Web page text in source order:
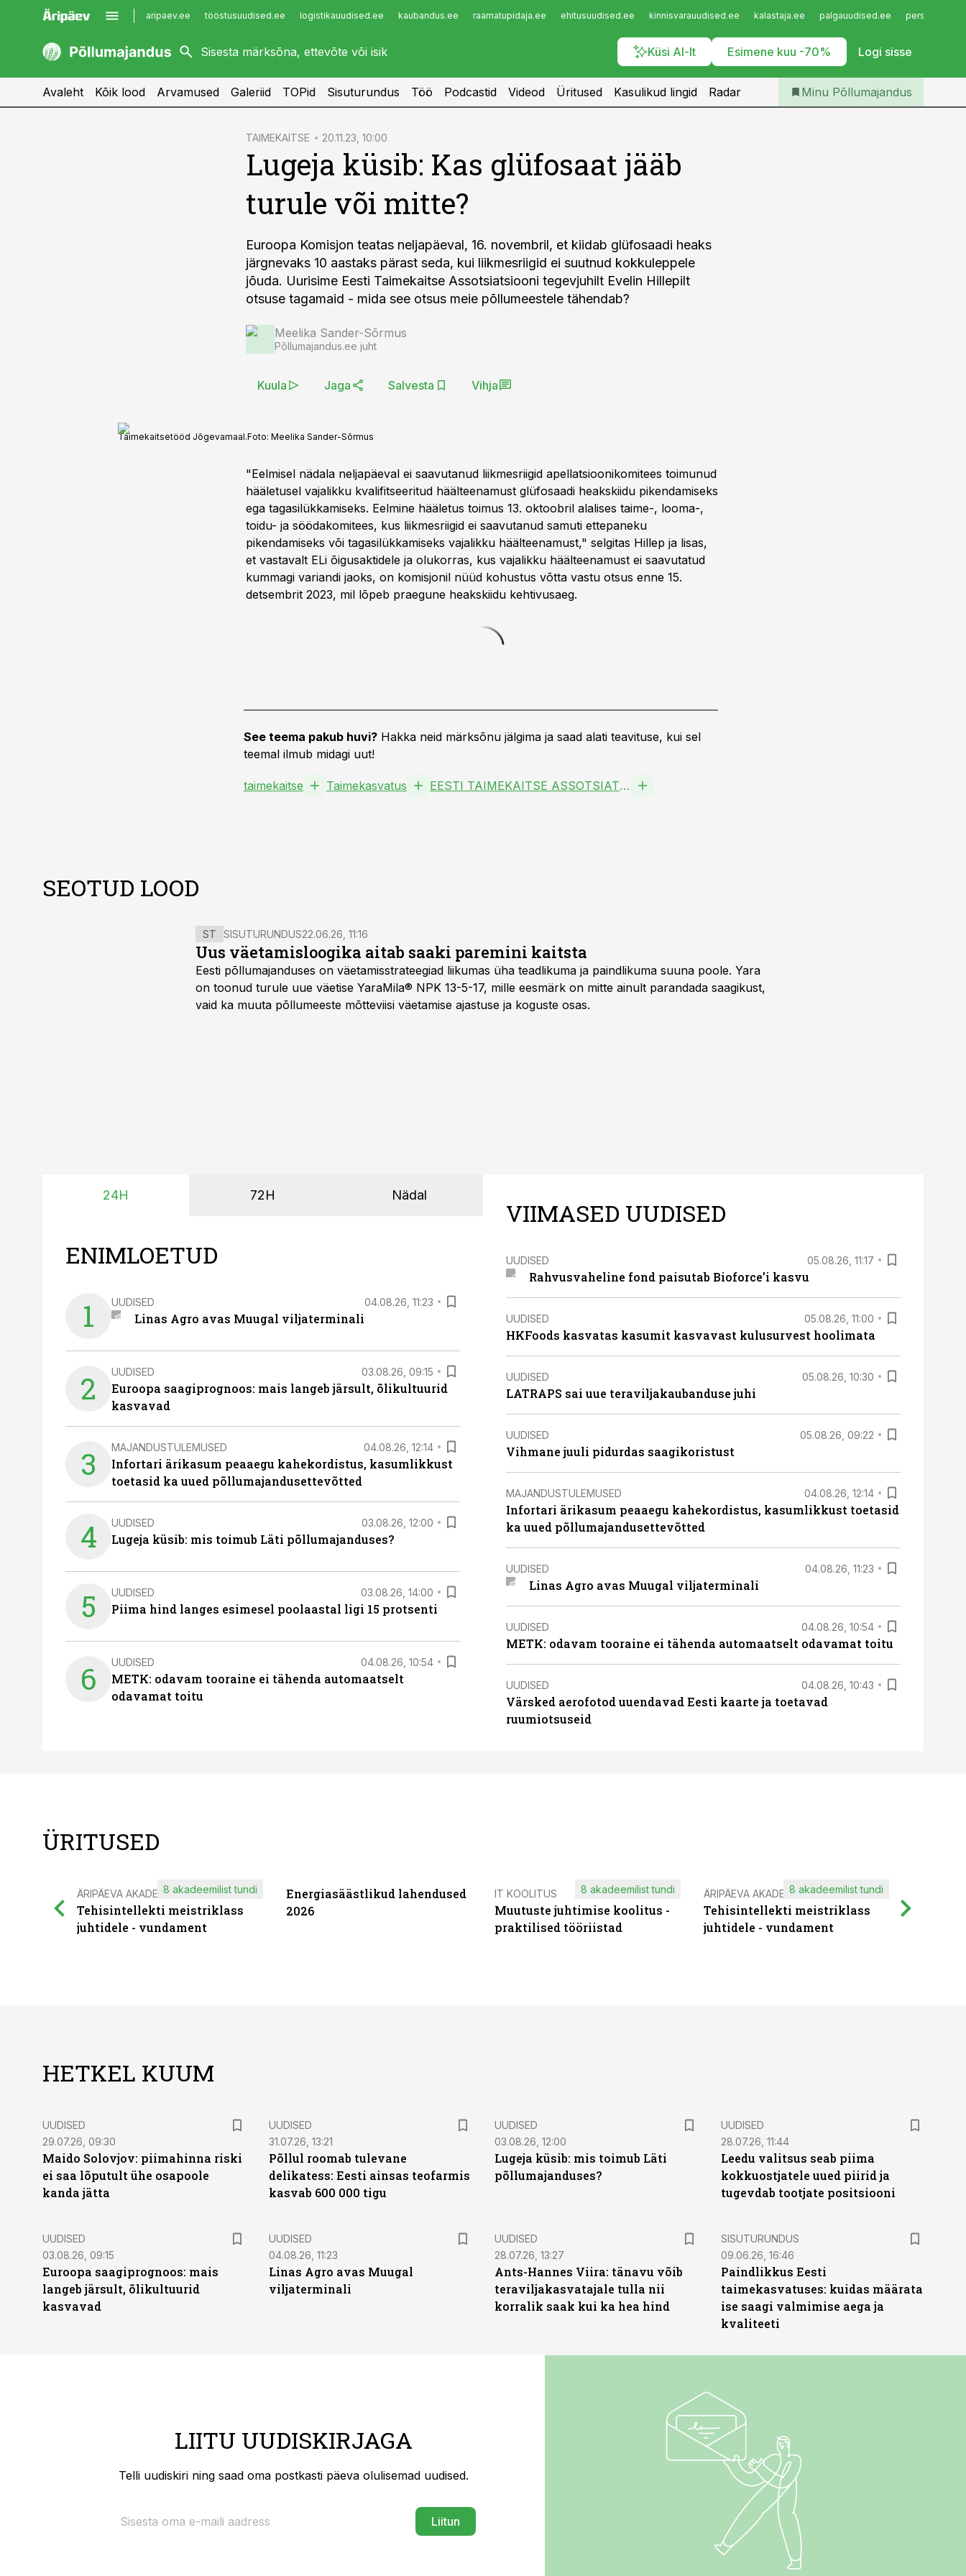
aripaev.ee tööstusuudised.ee logistikauudised.ee kaubandus.ee raamatupidaja.ee ehitusuudised.ee kinnisvarauudised.ee kalastaja.ee palgauudised.ee
Küsi AI-lt Esimene kuu -70% Logi sisse
kaubandus.ee
kinnisvarauudised.ee
imelineajalugu.ee
Infopank
Iseteenindus
Telli Põllumajandus
Avaleht Kõik lood Arvamused Galeriid TOPid Sisuturundus Töö Podcastid Videod Üritused Kasulikud lingid Radar Minu Põllumajandus
TAIMEKAITSE 20.11.23, 10:00
Lugeja küsib: Kas glüfosaat jääb
turule või mitte?
Euroopa Komisjon teatas neljapäeval, 16. novembril, et kiidab glüfosaadi heaks
järgnevaks 10 aastaks pärast seda, kui liikmesriigid ei suutnud kokkuleppele
jõuda. Uurisime Eesti Taimekaitse Assotsiatsiooni tegevjuhilt Evelin Hillepilt
otsuse tagamaid - mida see otsus meie põllumeestele tähendab?
Meelika Sander-Sõrmus
Põllumajandus.ee juht
Kuula Jaga Salvesta Vihja
Taimekaitsetööd Jõgevamaal.Foto: Meelika Sander-Sõrmus
"Eelmisel nädala neljapäeval ei saavutanud liikmesriigid apellatsioonikomitees toimunud
hääletusel vajalikku kvalifitseeritud häälteenamust glüfosaadi heakskiidu pikendamiseks
ega tagasilükkamiseks. Eelmine hääletus toimus 13. oktoobril alalises taime-, looma-,
toidu- ja söödakomitees, kus liikmesriigid ei saavutanud samuti ettepaneku
pikendamiseks või tagasilükkamiseks vajalikku häälteenamust," selgitas Hillep ja lisas,
et vastavalt ELi õigusaktidele ja olukorras, kus vajalikku häälteenamust ei saavutatud
kummagi variandi jaoks, on komisjonil nüüd kohustus võtta vastu otsus enne 15.
detsembrit 2023, mil lõpeb praegune heakskiidu kehtivusaeg.
See teema pakub huvi? Hakka neid märksõnu jälgima ja saad alati teavituse, kui sel
teemal ilmub midagi uut!
taimekaitse Taimekasvatus EESTI TAIMEKAITSE ASSOTSIATSIOON MTÜ
SEOTUD LOOD
ST SISUTURUNDUS22.06.26, 11:16
Uus väetamisloogika aitab saaki paremini kaitsta
Eesti põllumajanduses on väetamisstrateegiad liikumas üha teadlikuma ja paindlikuma suuna poole. Yara
on toonud turule uue väetise YaraMila® NPK 13-5-17, mille eesmärk on mitte ainult parandada saagikust,
vaid ka muuta põllumeeste mõtteviisi väetamise ajastuse ja koguste osas.
24H 72H Nädal
ENIMLOETUD
1 UUDISED 04.08.26, 11:23
Linas Agro avas Muugal viljaterminali
2 UUDISED 03.08.26, 09:15
Euroopa saagiprognoos: mais langeb järsult, õlikultuurid
kasvavad
3 MAJANDUSTULEMUSED 04.08.26, 12:14
Infortari ärikasum peaaegu kahekordistus, kasumlikkust
toetasid ka uued põllumajandusettevõtted
4 UUDISED 03.08.26, 12:00
Lugeja küsib: mis toimub Läti põllumajanduses?
5 UUDISED 03.08.26, 14:00
Piima hind langes esimesel poolaastal ligi 15 protsenti
6 UUDISED 04.08.26, 10:54
METK: odavam tooraine ei tähenda automaatselt
odavamat toitu
VIIMASED UUDISED
UUDISED 05.08.26, 11:17
Rahvusvaheline fond paisutab Bioforce’i kasvu
UUDISED 05.08.26, 11:00
HKFoods kasvatas kasumit kasvavast kulusurvest hoolimata
UUDISED 05.08.26, 10:30
LATRAPS sai uue teraviljakaubanduse juhi
UUDISED 05.08.26, 09:22
Vihmane juuli pidurdas saagikoristust
MAJANDUSTULEMUSED 04.08.26, 12:14
Infortari ärikasum peaaegu kahekordistus, kasumlikkust toetasid
ka uued põllumajandusettevõtted
UUDISED 04.08.26, 11:23
Linas Agro avas Muugal viljaterminali
UUDISED 04.08.26, 10:54
METK: odavam tooraine ei tähenda automaatselt odavamat toitu
UUDISED 04.08.26, 10:43
Värsked aerofotod uuendavad Eesti kaarte ja toetavad
ruumiotsuseid
ÜRITUSED
ÄRIPÄEVA AKADEEMIA
Tehisintellekti meistriklass
juhtidele - vundament
8 akadeemilist tundi
Energiasäästlikud lahendused
2026
IT KOOLITUS
Muutuste juhtimise koolitus -
praktilised tööriistad
8 akadeemilist tundi ÄRIPÄEVA AKADEEMIA
Tehisintellekti meistriklass
juhtidele - vundament
8 akadeemilist tundi
HETKEL KUUM
UUDISED
29.07.26, 09:30
Maido Solovjov: piimahinna riski
ei saa lõputult ühe osapoole
kanda jätta
UUDISED
31.07.26, 13:21
Põllul roomab tulevane
delikatess: Eesti ainsas teofarmis
kasvab 600 000 tigu
UUDISED
03.08.26, 12:00
Lugeja küsib: mis toimub Läti
põllumajanduses?
UUDISED
28.07.26, 11:44
Leedu valitsus seab piima
kokkuostjatele uued piirid ja
tugevdab tootjate positsiooni
UUDISED
03.08.26, 09:15
Euroopa saagiprognoos: mais
langeb järsult, õlikultuurid
kasvavad
UUDISED
04.08.26, 11:23
Linas Agro avas Muugal
viljaterminali
UUDISED
28.07.26, 13:27
Ants-Hannes Viira: tänavu võib
teraviljakasvatajale tulla nii
korralik saak kui ka hea hind
ST
SISUTURUNDUS
09.06.26, 16:46
Paindlikkus Eesti
taimekasvatuses: kuidas määrata
ise saagi valmimise aega ja
kvaliteeti
LIITU UUDISKIRJAGA
Telli uudiskiri ning saad oma postkasti päeva olulisemad uudised.
Liitun